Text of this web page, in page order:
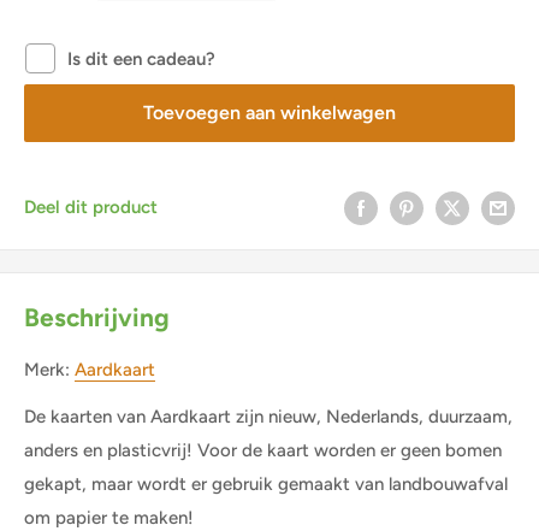
Is dit een cadeau?
Toevoegen aan winkelwagen
Deel dit product
Beschrijving
Merk: Aardkaart
De kaarten van Aardkaart zijn nieuw, Nederlands, duurzaam,
anders en plasticvrij! Voor de kaart worden er geen bomen
gekapt, maar wordt er gebruik gemaakt van landbouwafval
om papier te maken!